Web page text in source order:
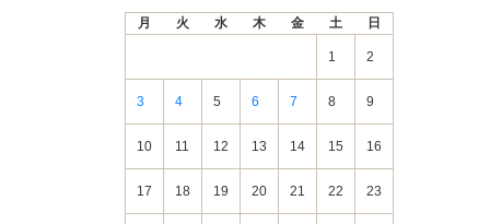
月 火 水 木 金 土 日
1 2
3 4 5 6 7 8 9
10 11 12 13 14 15 16
17 18 19 20 21 22 23